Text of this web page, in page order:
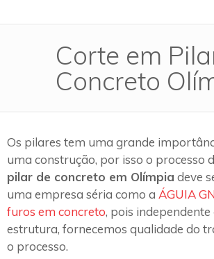
Corte em
Concreto
Os pilares tem uma grande
uma construção, por isso o processo
pilar de concreto em Olímpia deve
uma empresa séria como a ÁGUIA
furos em concreto, pois
estrutura, fornecemos qualidade do
o processo.